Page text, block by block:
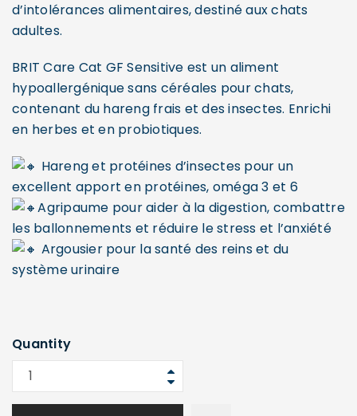
d’intolérances alimentaires, destiné aux chats
adultes.
BRIT Care Cat GF Sensitive est un aliment
hypoallergénique sans céréales pour chats,
contenant du hareng frais et des insectes. Enrichi
en herbes et en probiotiques.
Hareng et protéines d’insectes pour un
excellent apport en protéines, oméga 3 et 6
Agripaume pour aider à la digestion, combattre
les ballonnements et réduire le stress et l’anxiété
Argousier pour la santé des reins et du
système urinaire
Quantity